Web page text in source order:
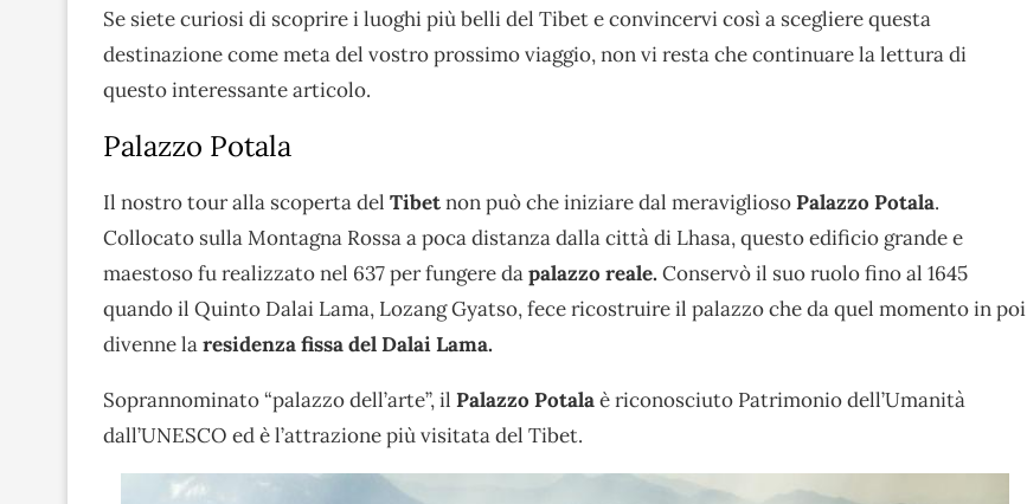
Se siete curiosi di scoprire i luoghi più belli del Tibet e convincervi così a scegliere questa
destinazione come meta del vostro prossimo viaggio, non vi resta che continuare la lettura di
questo interessante articolo.
Palazzo Potala
Il nostro tour alla scoperta del Tibetnon può che iniziare dal meravigliosoPalazzo Potala.
Collocato sulla Montagna Rossa a poca distanza dalla città di Lhasa, questo edificio grande e
maestoso fu realizzato nel 637 per fungere dapalazzo reale. Conservò il suo ruolo fino al 1645
quando il Quinto Dalai Lama, Lozang Gyatso, fece ricostruire il palazzo che da quel momento in poi
divenne laresidenza fissa del Dalai Lama.
Soprannominato “palazzo dell’arte”, il Palazzo Potalaè riconosciuto Patrimonio dell’Umanità
dall’UNESCO ed è l’attrazione più visitata del Tibet.